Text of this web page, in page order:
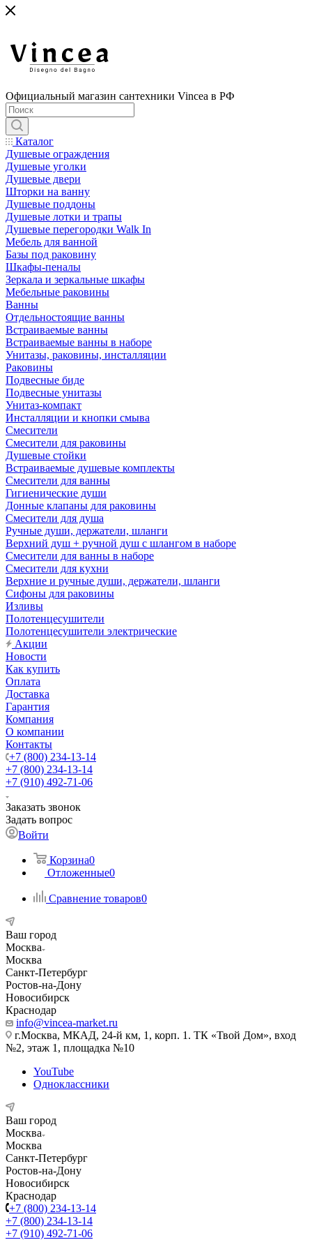
Официальный магазин сантехники Vincea в РФ
Каталог
Душевые ограждения
Душевые уголки
Душевые двери
Шторки на ванну
Душевые поддоны
Душевые лотки и трапы
Душевые перегородки Walk In
Мебель для ванной
Базы под раковину
Шкафы-пеналы
Зеркала и зеркальные шкафы
Мебельные раковины
Ванны
Отдельностоящие ванны
Встраиваемые ванны
Встраиваемые ванны в наборе
Унитазы, раковины, инсталляции
Раковины
Подвесные биде
Подвесные унитазы
Унитаз-компакт
Инсталляции и кнопки смыва
Смесители
Смесители для раковины
Душевые стойки
Встраиваемые душевые комплекты
Смесители для ванны
Гигиенические души
Донные клапаны для раковины
Смесители для душа
Ручные души, держатели, шланги
Верхний душ + ручной душ с шлангом в наборе
Смесители для ванны в наборе
Смесители для кухни
Верхние и ручные души, держатели, шланги
Сифоны для раковины
Изливы
Полотенцесушители
Полотенцесушители электрические
Акции
Новости
Как купить
Оплата
Доставка
Гарантия
Компания
О компании
Контакты
+7 (800) 234-13-14
+7 (800) 234-13-14
+7 (910) 492-71-06
Заказать звонок
Задать вопрос
Войти
Корзина0
Отложенные0
Сравнение товаров0
Ваш город
Москва
Москва
Санкт-Петербург
Ростов-на-Дону
Новосибирск
Краснодар
info@vincea-market.ru
г.Москва, МКАД, 24-й км, 1, корп. 1. ТК «Твой Дом», вход
№2, этаж 1, площадка №10
YouTube
Одноклассники
Ваш город
Москва
Москва
Санкт-Петербург
Ростов-на-Дону
Новосибирск
Краснодар
+7 (800) 234-13-14
+7 (800) 234-13-14
+7 (910) 492-71-06